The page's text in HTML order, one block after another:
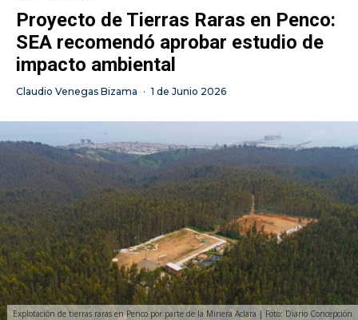
Proyecto de Tierras Raras en Penco:
SEA recomendó aprobar estudio de
impacto ambiental
Claudio Venegas Bizama · 1 de Junio 2026
Explotación de tierras raras en Penco por parte de la Minera Aclara | Foto: Diario Concepción